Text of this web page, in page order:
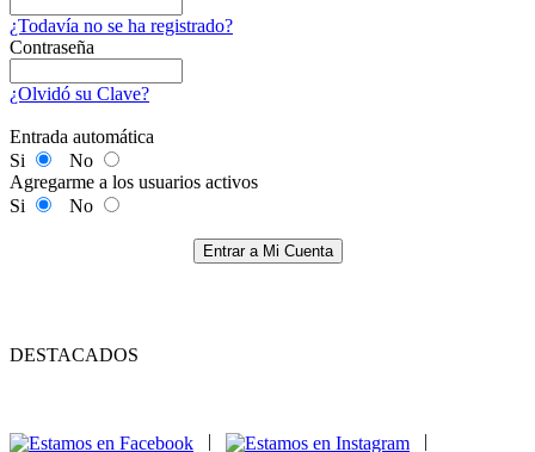
¿Todavía no se ha registrado?
Contraseña
¿Olvidó su Clave?
Entrada automática
Si
No
Agregarme a los usuarios activos
Si
No
Entrar a Mi Cuenta
DESTACADOS